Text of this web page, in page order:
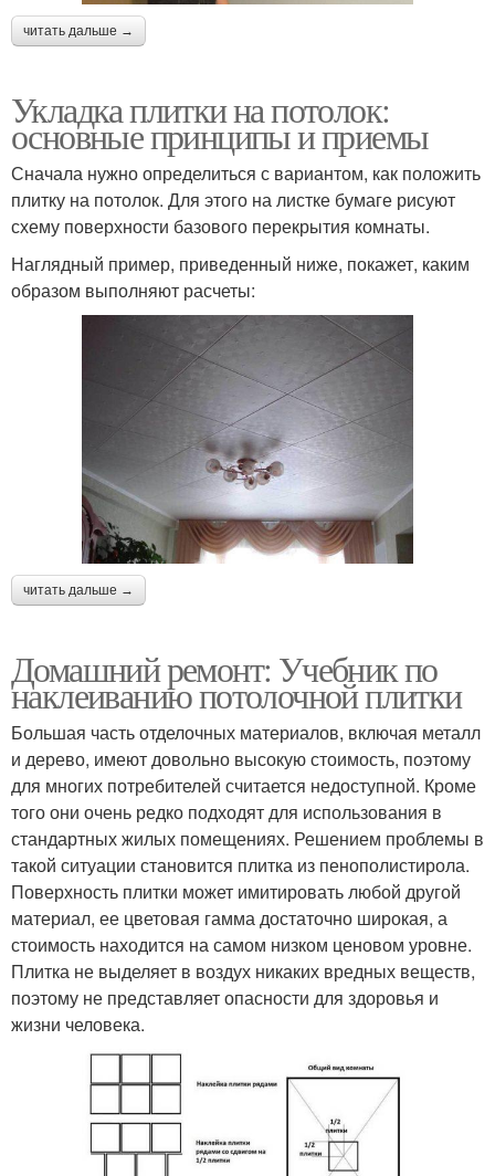
читать дальше →
Укладка плитки на потолок:
основные принципы и приемы
Сначала нужно определиться с вариантом, как положить
плитку на потолок. Для этого на листке бумаге рисуют
схему поверхности базового перекрытия комнаты.
Наглядный пример, приведенный ниже, покажет, каким
образом выполняют расчеты:
читать дальше →
Домашний ремонт: Учебник по
наклеиванию потолочной плитки
Большая часть отделочных материалов, включая металл
и дерево, имеют довольно высокую стоимость, поэтому
для многих потребителей считается недоступной. Кроме
того они очень редко подходят для использования в
стандартных жилых помещениях. Решением проблемы в
такой ситуации становится плитка из пенополистирола.
Поверхность плитки может имитировать любой другой
материал, ее цветовая гамма достаточно широкая, а
стоимость находится на самом низком ценовом уровне.
Плитка не выделяет в воздух никаких вредных веществ,
поэтому не представляет опасности для здоровья и
жизни человека.